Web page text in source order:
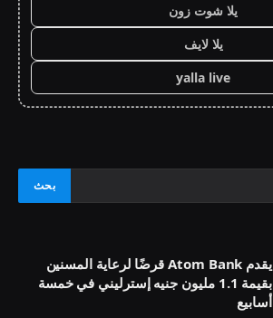
يلا شوت زون
يلا لايف
yalla live
يقدم Atom Bank قرضًا لرعاية المسنين
بقيمة 1.1 مليون جنيه إسترليني في خمسة
أسابيع